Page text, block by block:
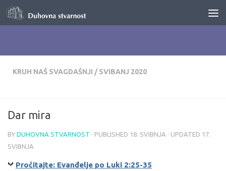
Skip to content
KRUH NAŠ SVAGDAŠNJI / SVIBANJ 2020
Dar mira
BY DUHOVNA STVARNOST · PUBLISHED 18. SVIBNJA · UPDATED 17.
SVIBNJA
Pročitajte: Evanđelje po Luki 2:25-35